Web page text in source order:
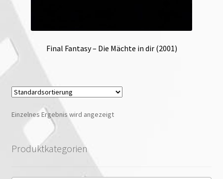
Final Fantasy – Die Mächte in dir (2001)
Einzelnes Ergebnis wird angezeigt
Produktkategorien